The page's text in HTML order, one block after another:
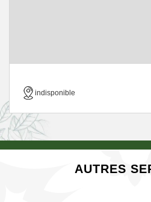
indisponible
AUTRES